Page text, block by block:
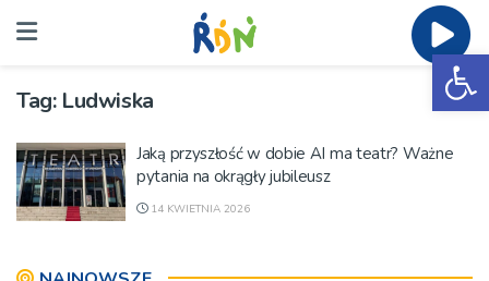
Tag: Ludwiska
Jaką przyszłość w dobie AI ma teatr? Ważne
pytania na okrągły jubileusz
14 KWIETNIA 2026